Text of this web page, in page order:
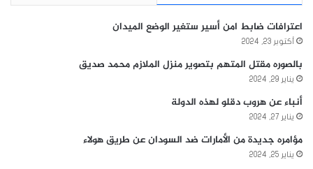
اعترافات ضابط امن أسير ستغير الوضع الميدان
أكتوبر 23, 2024
بالصوره مقتل المتهم بتصوير منزل الملازم محمد صديق
يناير 29, 2024
أنباء عن هروب دقلو لهذه الدولة
يناير 27, 2024
مؤامره جديدة من الأمارات ضد السودان عن طريق هولاء
يناير 25, 2024